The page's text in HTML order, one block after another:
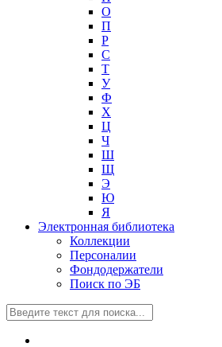
О
П
Р
С
Т
У
Ф
Х
Ц
Ч
Ш
Щ
Э
Ю
Я
Электронная библиотека
Коллекции
Персоналии
Фондодержатели
Поиск по ЭБ